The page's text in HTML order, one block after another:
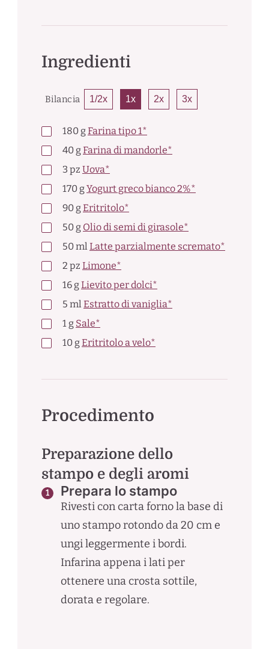
Ingredienti
Bilancia 1/2x 1x 2x 3x
180 gFarina tipo 1*
40 gFarina di mandorle*
3 pz Uova*
170 gYogurt greco bianco 2%*
90 gEritritolo*
50 g Olio di semi di girasole*
50ml Latte parzialmente scremato*
2 pz Limone*
16 gLievito per dolci*
5 ml Estratto di vaniglia*
1 g Sale*
10 gEritritolo a velo*
Procedimento
Preparazione dello
stampo e degli aromi
Prepara lo stampo
Rivesti con carta forno la base di
uno stampo rotondo da 20 cm e
ungi leggermente i bordi.
Infarina appena i lati per
ottenere una crosta sottile,
dorata e regolare.